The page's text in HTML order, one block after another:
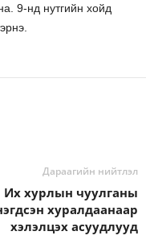
9-нд нутгийн хойд
Дараагийн нийтлэл
Их хурлын чуулганы
хуралдаанаар
хэлэлцэх асуудлууд